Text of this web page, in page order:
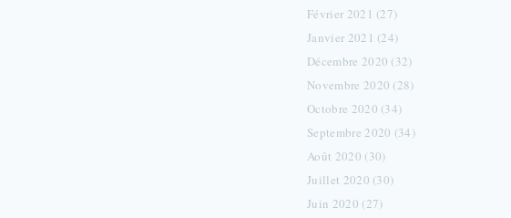
Février 2021 (27)
Janvier 2021 (24)
Décembre 2020 (32)
Novembre 2020 (28)
Octobre 2020 (34)
Septembre 2020 (34)
Août 2020 (30)
Juillet 2020 (30)
Juin 2020 (27)